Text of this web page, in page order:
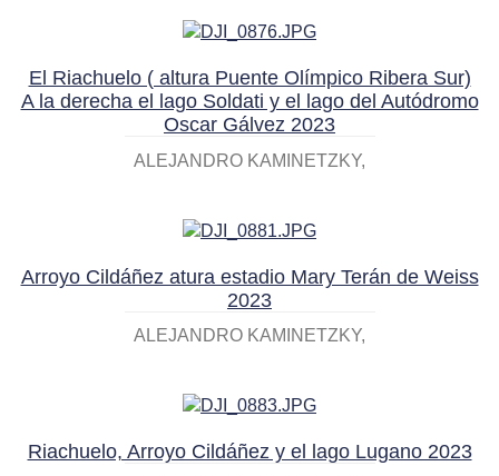
El Riachuelo ( altura Puente Olímpico Ribera Sur)
A la derecha el lago Soldati y el lago del Autódromo
Oscar Gálvez 2023
ALEJANDRO KAMINETZKY
Arroyo Cildáñez atura estadio Mary Terán de Weiss
2023
ALEJANDRO KAMINETZKY
Riachuelo, Arroyo Cildáñez y el lago Lugano 2023